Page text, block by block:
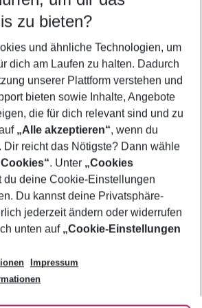
5-8 Nächte
Keine Kinder
Filter anzeigen
ändern
zu bieten?
und ähnliche Technologien, um
dich am Laufen zu halten. Dadurch
unserer Plattform verstehen und
bieten sowie Inhalte, Angebote
die für dich relevant sind und zu
„Alle akzeptieren“, wenn du
Dir reicht das Nötigste? Dann wähle
. Unter „Cookies
du deine Cookie-Einstellungen
Du kannst deine Privatsphäre-
jederzeit ändern oder widerrufen
unten auf „Cookie-Einstellungen
Impressum